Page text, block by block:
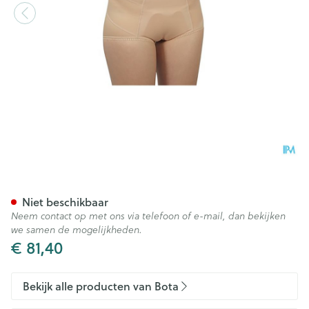
€ 81,40
Niet beschikbaar
Neem contact op met ons via telefoon of e-mail, dan bekijken
we samen de mogelijkheden.
Bekijk alle producten van Bota